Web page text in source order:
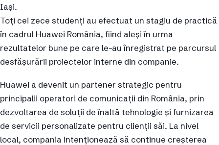
Iași.
Toți cei zece studenți au efectuat un stagiu de practică
în cadrul Huawei România, fiind aleși în urma
rezultatelor bune pe care le-au înregistrat pe parcursul
desfășurării proiectelor interne din companie.
Huawei a devenit un partener strategic pentru
principalii operatori de comunicații din România, prin
dezvoltarea de soluții de înaltă tehnologie și furnizarea
de servicii personalizate pentru clienții săi. La nivel
local, compania intenționează să continue creșterea